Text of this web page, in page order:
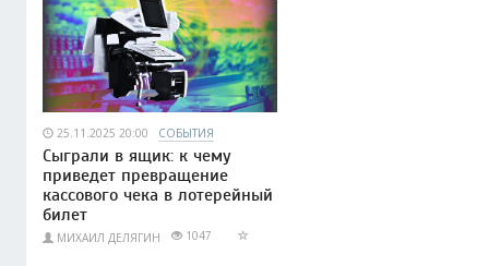
25.11.2025 20:00 СОБЫТИЯ
Сыграли в ящик: к чему
приведет превращение
кассового чека в лотерейный
билет
МИХАИЛ ДЕЛЯГИН 1047